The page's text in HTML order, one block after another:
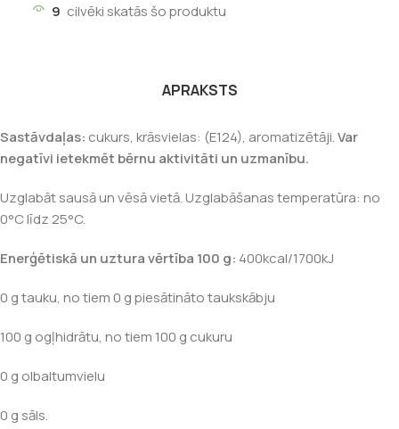
9 cilvēki skatās šo produktu
APRAKSTS
Sastāvdaļas: cukurs, krāsvielas: (E124), aromatizētāji.Var
negatīvi ietekmēt bērnu aktivitāti un uzmanību.
Uzglabāt sausā un vēsā vietā. Uzglabāšanas temperatūra: no
0°C līdz 25°C.
Enerģētiskā un uztura vērtība 100 g: 400kcal/1700kJ
0 g tauku, no tiem 0 g piesātināto taukskābju
100 g ogļhidrātu, no tiem 100 g cukuru
0 g olbaltumvielu
0 g sāls.